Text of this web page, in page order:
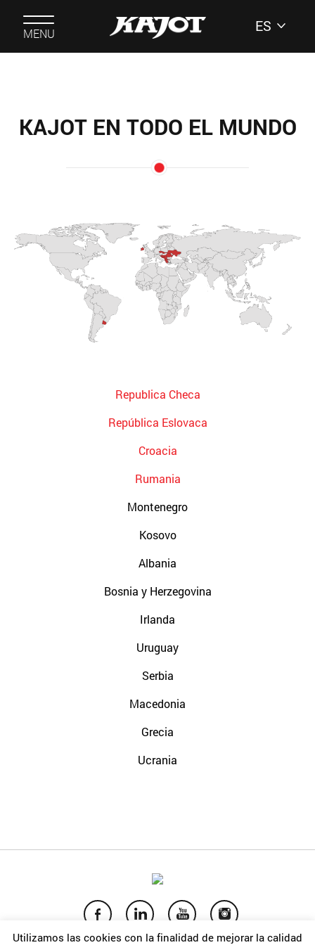
MENU ES
KAJOT EN TODO EL MUNDO
Republica Checa
República Eslovaca
Croacia
Rumania
Montenegro
Kosovo
Albania
Bosnia y Herzegovina
Irlanda
Uruguay
Serbia
Macedonia
Grecia
Ucrania
Utilizamos las cookies con la finalidad de mejorar la calidad